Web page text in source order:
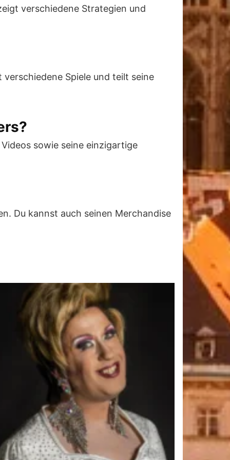
verschiedene Strategien und
Spiele und teilt seine
sowie seine einzigartige
Du kannst auch seinen Merchandise